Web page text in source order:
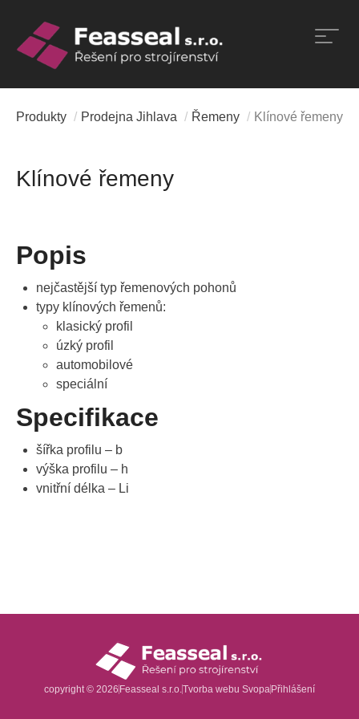
obsah
Produkty / Prodejna Jihlava / Řemeny / Klínové řemeny
Klínové řemeny
Popis
nejčastější typ řemenových pohonů
typy klínových řemenů:
klasický profil
úzký profil
automobilové
speciální
Specifikace
šířka profilu – b
výška profilu – h
vnitřní délka – Li
copyright © 2026 Feasseal s.r.o.Tvorba webu Svopa Přihlášení